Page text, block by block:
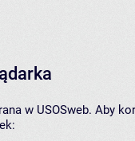
w USOSweb. Aby